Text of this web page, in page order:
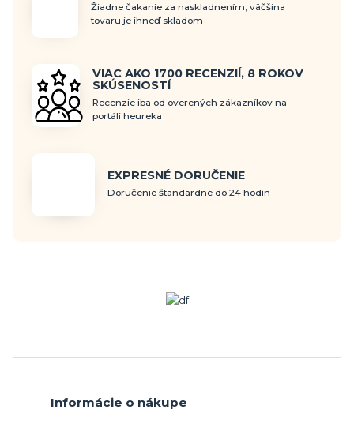
Žiadne čakanie za naskladnením, väčšina
tovaru je ihneď skladom
VIAC AKO 1700 RECENZIÍ, 8 ROKOV
SKÚSENOSTÍ
Recenzie iba od overených zákazníkov na
portáli heureka
EXPRESNÉ DORUČENIE
Doručenie štandardne do 24 hodín
Informácie o nákupe